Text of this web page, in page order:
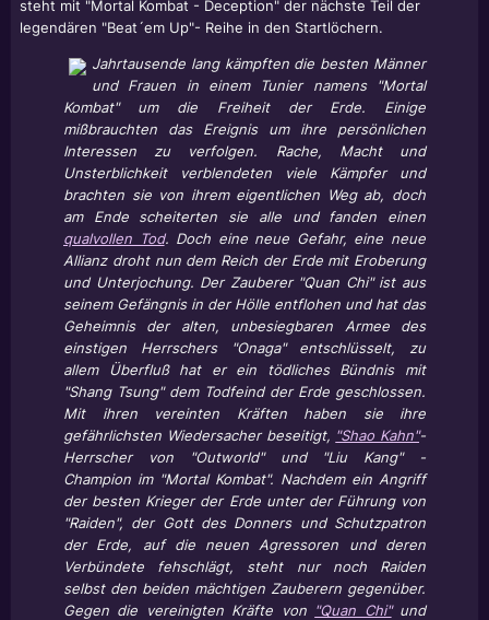
steht mit "Mortal Kombat - Deception" der nächste Teil der
legendären "Beat´em Up"- Reihe in den Startlöchern.
Jahrtausende lang kämpften die besten Männer
und Frauen in einem Tunier namens "Mortal
Kombat" um die Freiheit der Erde. Einige
mißbrauchten das Ereignis um ihre persönlichen
Interessen zu verfolgen. Rache, Macht und
Unsterblichkeit verblendeten viele Kämpfer und
brachten sie von ihrem eigentlichen Weg ab, doch
am Ende scheiterten sie alle und fanden einen
qualvollen Tod. Doch eine neue Gefahr, eine neue
Allianz droht nun dem Reich der Erde mit Eroberung
und Unterjochung. Der Zauberer "Quan Chi" ist aus
seinem Gefängnis in der Hölle entflohen und hat das
Geheimnis der alten, unbesiegbaren Armee des
einstigen Herrschers "Onaga" entschlüsselt, zu
allem Überfluß hat er ein tödliches Bündnis mit
"Shang Tsung" dem Todfeind der Erde geschlossen.
Mit ihren vereinten Kräften haben sie ihre
gefährlichsten Wiedersacher beseitigt, "Shao Kahn"-
Herrscher von "Outworld" und "Liu Kang" -
Champion im "Mortal Kombat". Nachdem ein Angriff
der besten Krieger der Erde unter der Führung von
"Raiden", der Gott des Donners und Schutzpatron
der Erde, auf die neuen Agressoren und deren
Verbündete fehschlägt, steht nur noch Raiden
selbst den beiden mächtigen Zauberern gegenüber.
Gegen die vereinigten Kräfte von "Quan Chi"und